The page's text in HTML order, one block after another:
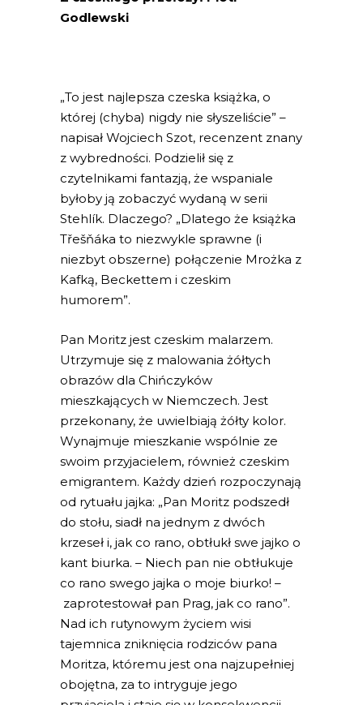
Godlewski
„To jest najlepsza czeska książka, o
której (chyba) nigdy nie słyszeliście” –
napisał Wojciech Szot, recenzent znany
z wybredności. Podzielił się z
czytelnikami fantazją, że wspaniale
byłoby ją zobaczyć wydaną w serii
Stehlík. Dlaczego? „Dlatego że książka
Třešňáka to niezwykle sprawne (i
niezbyt obszerne) połączenie Mrożka z
Kafką, Beckettem i czeskim
humorem”.
Pan Moritz jest czeskim malarzem.
Utrzymuje się z malowania żółtych
obrazów dla Chińczyków
mieszkających w Niemczech. Jest
przekonany, że uwielbiają żółty kolor.
Wynajmuje mieszkanie wspólnie ze
swoim przyjacielem, również czeskim
emigrantem. Każdy dzień rozpoczynają
od rytuału jajka: „Pan Moritz podszedł
do stołu, siadł na jednym z dwóch
krzeseł i, jak co rano, obtłukł swe jajko o
kant biurka. – Niech pan nie obtłukuje
co rano swego jajka o moje biurko! –
zaprotestował pan Prag, jak co rano”.
Nad ich rutynowym życiem wisi
tajemnica zniknięcia rodziców pana
Moritza, któremu jest ona najzupełniej
obojętna, za to intryguje jego